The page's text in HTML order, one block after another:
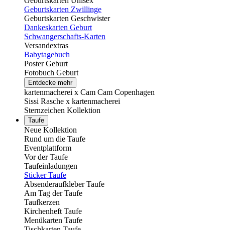
Geburtskarten Zwillinge
Geburtskarten Geschwister
Dankeskarten Geburt
Schwangerschafts-Karten
Versandextras
Babytagebuch
Poster Geburt
Fotobuch Geburt
Entdecke mehr
kartenmacherei x Cam Cam Copenhagen
Sissi Rasche x kartenmacherei
Sternzeichen Kollektion
Taufe
Neue Kollektion
Rund um die Taufe
Eventplattform
Vor der Taufe
Taufeinladungen
Sticker Taufe
Absenderaufkleber Taufe
Am Tag der Taufe
Taufkerzen
Kirchenheft Taufe
Menükarten Taufe